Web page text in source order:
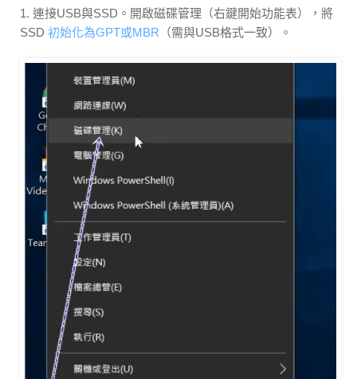
1. 連接USB與SSD。開啟磁碟管理（右鍵開始功能表），將
SSD 初始化為GPT或MBR （需與USB格式一致）。